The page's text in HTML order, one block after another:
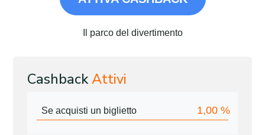
Il parco del divertimento
CashbackAttivi
Se acquisti un biglietto 1,00 %